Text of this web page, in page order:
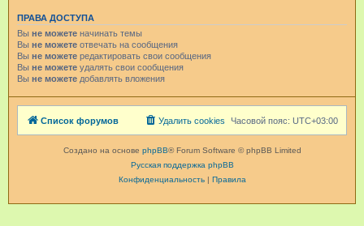
ПРАВА ДОСТУПА
Вы не можете начинать темы
Вы не можете отвечать на сообщения
Вы не можете редактировать свои сообщения
Вы не можете удалять свои сообщения
Вы не можете добавлять вложения
Список форумов Часовой пояс: UTC+03:00
Удалить cookies
Создано на основе phpBB® Forum Software © phpBB Limited
Русская поддержка phpBB
Конфиденциальность| Правила